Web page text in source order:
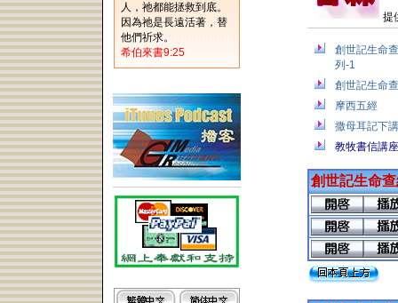
人，祂都能拯救到底。
因為祂是長遠活著，替
他們祈求。
希伯來書9:25
提
創世記生命
列-1
創世記生命
摩西五經
撒母耳記下
教牧書信講座
創世記生命